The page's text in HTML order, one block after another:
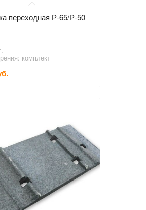
переходная Р-65/Р-50
комплект